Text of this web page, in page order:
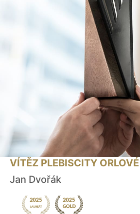
VÍTĚZ PLEBISCITY ORLOVÉ
Jan Dvořák